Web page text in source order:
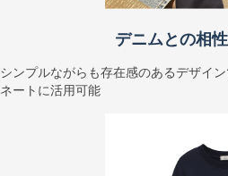
デニムとの相
シンプルながらも存在感のあるデザイ
ネートに活用可能